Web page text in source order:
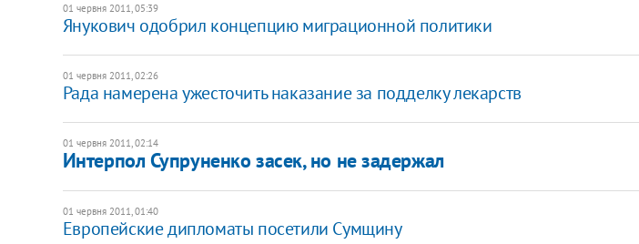
01 червня 2011, 05:39
Янукович одобрил концепцию миграционной политики
01 червня 2011, 02:26
Рада намерена ужесточить наказание за подделку лекарств
01 червня 2011, 02:14
Интерпол Супруненко засек, но не задержал
01 червня 2011, 01:40
Европейские дипломаты посетили Сумщину